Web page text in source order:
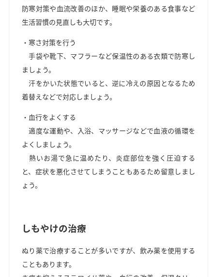
防寒対策や血流改善のほか、睡眠や栄養のある食事など
生活習慣の見直しも大切です。
・寒さ対策を行う
手袋や靴下、マフラーなど保温性のある衣類で防寒し
ましょう。
汗をかいた状態でいると、逆に冷えの原因となるため
着替えなどで対応しましょう。
・血行をよくする
適度な運動や、入浴、マッサージなどで血液の循環を
よくしましょう。
熱いお湯で急に温めたり、炎症部位を強く圧迫する
と、症状を悪化させてしまうこともあるため留意しまし
ょう。
しもやけの治療
ぬり薬で治療することが多いですが、飲み薬を使用する
こともあります。